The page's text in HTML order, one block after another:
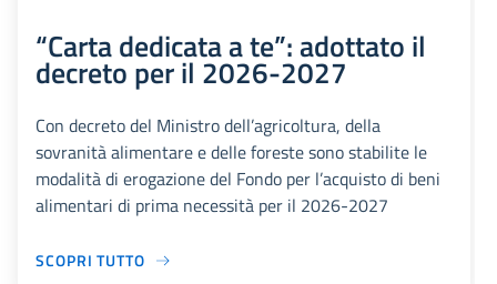
“Carta dedicata a te”: adottato il
decreto per il 2026-2027
Con decreto del Ministro dell’agricoltura, della
sovranità alimentare e delle foreste sono stabilite le
modalità di erogazione del Fondo per l’acquisto di beni
alimentari di prima necessità per il 2026-2027
SCOPRI TUTTO